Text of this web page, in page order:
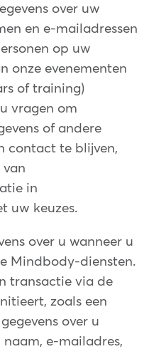
over uw
en e-mailadressen
op uw
onze evenementen
of training)
vragen om
of andere
contact te blijven,
van
in
uw keuzes.
over u wanneer u
Mindbody-diensten.
transactie via de
zoals een
over u
naam, e-mailadres,